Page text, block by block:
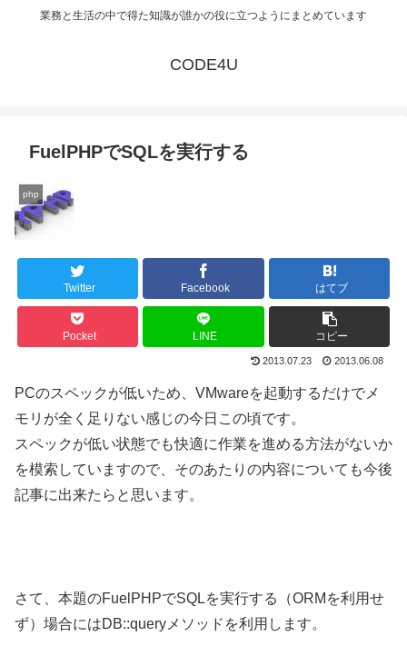
業務と生活の中で得た知識が誰かの役に立つようにまとめています
CODE4U
FuelPHPでSQLを実行する
php
Twitter Facebook はてブ
Pocket LINE コピー
2013.07.23 2013.06.08
PCのスペックが低いため、VMwareを起動するだけでメ
モリが全く足りない感じの今日この頃です。
スペックが低い状態でも快適に作業を進める方法がないか
を模索していますので、そのあたりの内容についても今後
記事に出来たらと思います。
さて、本題のFuelPHPでSQLを実行する（ORMを利用せ
ず）場合にはDB::queryメソッドを利用します。